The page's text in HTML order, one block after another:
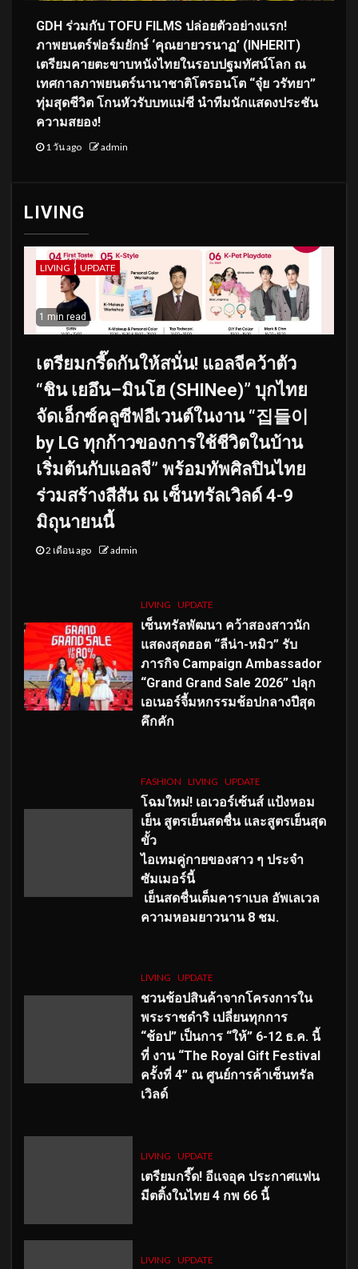
GDH ร่วมกับ TOFU FILMS ปล่อยตัวอย่างแรก!
ภาพยนตร์ฟอร์มยักษ์ ‘คุณยายวรนาฏ’ (INHERIT)
เตรียมคายตะขาบหนังไทยในรอบปฐมทัศน์โลก ณ
เทศกาลภาพยนตร์นานาชาติโตรอนโต “จุ๋ย วรัทยา”
ทุ่มสุดชีวิต โกนหัวรับบทแม่ชี นำทีมนักแสดงประชัน
ความสยอง!
1 วัน ago admin
LIVING
LIVING UPDATE
1 min read
เตรียมกรี๊ดกันให้สนั่น! แอลจีคว้าตัว
“ชิน เยอึน–มินโฮ (SHINee)” บุกไทย
จัดเอ็กซ์คลูซีฟอีเวนต์ในงาน “집들이
by LG ทุกก้าวของการใช้ชีวิตในบ้าน
เริ่มต้นกับแอลจี” พร้อมทัพศิลปินไทย
ร่วมสร้างสีสัน ณ เซ็นทรัลเวิลด์ 4-9
มิถุนายนนี้
2 เดือน ago admin
LIVING UPDATE
เซ็นทรัลพัฒนา คว้าสองสาวนัก
แสดงสุดฮอต “ลีน่า-หมิว” รับ
ภารกิจ Campaign Ambassador
“Grand Grand Sale 2026” ปลุก
เอเนอร์จี้มหกรรมช้อปกลางปีสุด
คึกคัก
FASHION LIVING UPDATE
โฉมใหม่! เอเวอร์เซ้นส์ แป้งหอม
เย็น สูตรเย็นสดชื่น และสูตรเย็นสุด
ขั้ว
ไอเทมคู่กายของสาว ๆ ประจำ
ซัมเมอร์นี้
เย็นสดชื่นเต็มคาราเบล อัพเลเวล
ความหอมยาวนาน 8 ชม.
LIVING UPDATE
ชวนช้อปสินค้าจากโครงการใน
พระราชดำริ เปลี่ยนทุกการ
“ช้อป” เป็นการ “ให้” 6-12 ธ.ค. นี้
ที่ งาน “The Royal Gift Festival
ครั้งที่ 4” ณ ศูนย์การค้าเซ็นทรัล
เวิลด์
LIVING UPDATE
เตรียมกรี๊ด! อีแจอุค ประกาศแฟน
มีตติ้งในไทย 4 กพ 66 นี้
LIVING UPDATE